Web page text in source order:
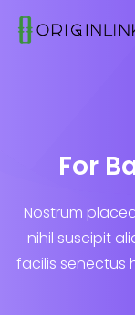
For
Nostrum
nihil suscipit
facilis senectus